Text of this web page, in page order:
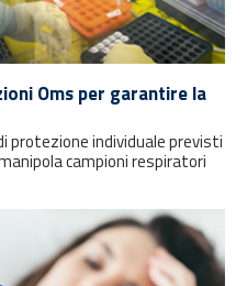
Oms per garantire la
protezione individuale previsti
campioni respiratori